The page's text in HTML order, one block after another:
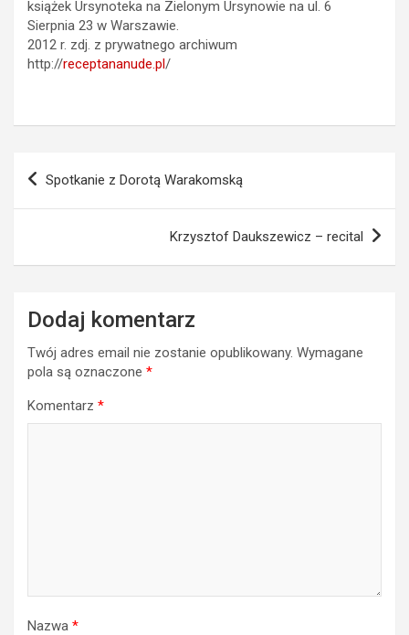
książek Ursynoteka na Zielonym Ursynowie na ul. 6
Sierpnia 23 w Warszawie.
2012 r. zdj. z prywatnego archiwum
http://receptananude.pl/
Nawigacja
wpisu
Spotkanie z Dorotą Warakomską
Krzysztof Daukszewicz – recital
Dodaj komentarz
Twój adres email nie zostanie opublikowany. Wymagane
pola są oznaczone *
Komentarz *
Nazwa *